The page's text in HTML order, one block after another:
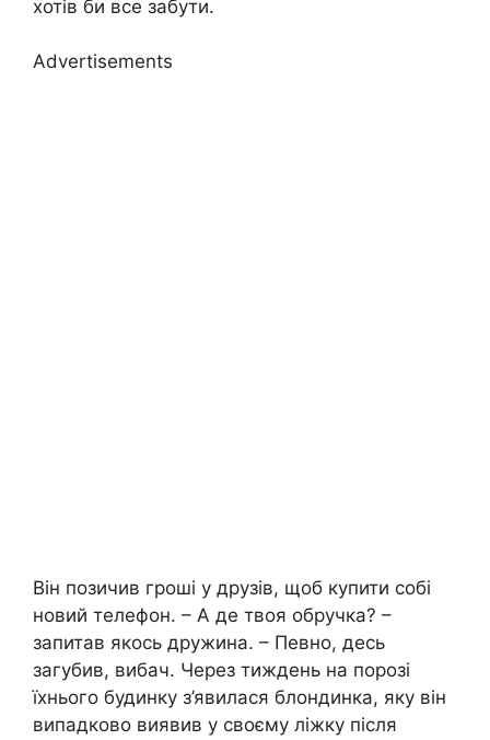
хотів би все забути.
Advertisements
Він позичив гроші у друзів, щоб купити собі
новий телефон. – А де твоя обручка? –
запитав якось дружина. – Певно, десь
загубив, вибач. Через тиждень на порозі
їхнього будинку з’явилася блондинка, яку він
випадково виявив у своєму ліжку після